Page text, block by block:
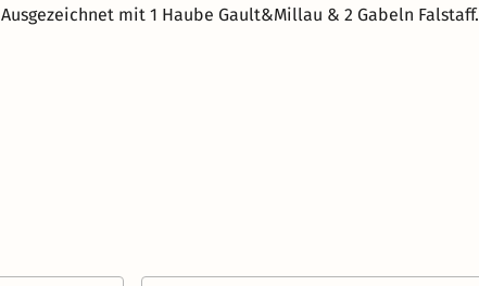
Ausgezeichnet mit 1 Haube Gault&Millau & 2 Gabeln Falstaff.